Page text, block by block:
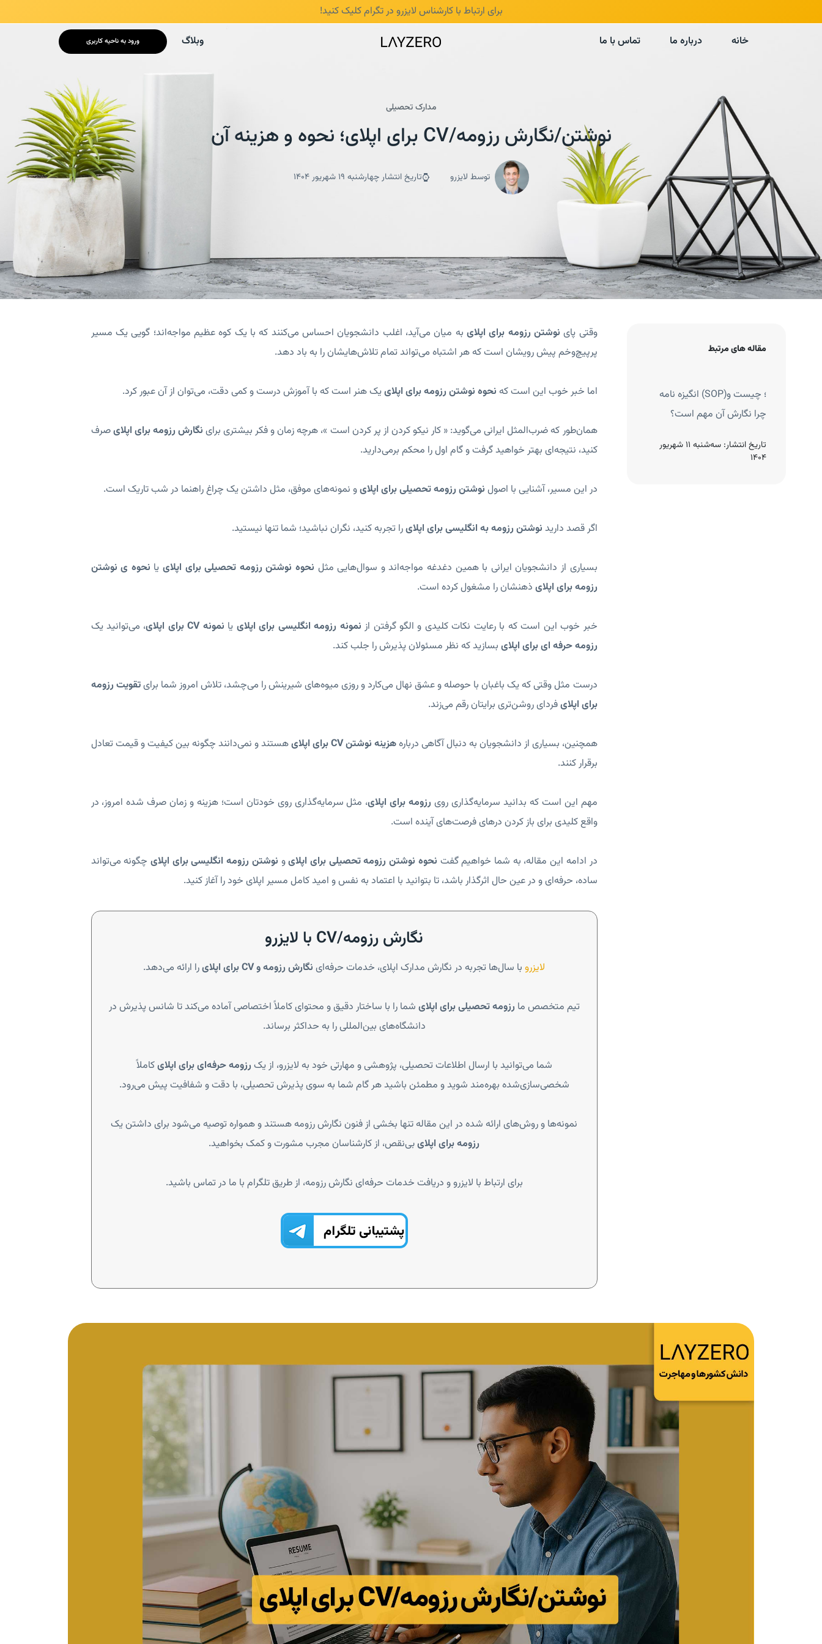
برای ارتباط با کارشناس لایزرو در تگرامکلیک کنید!
خانه درباره ما تماس با ما وبلاگ ورود به ناحیه کاربری
مدارک تحصیلی
نوشتن/نگارش رزومه/CV برای اپلای؛ نحوه و هزینه آن
توسط لایزرو تاریخ انتشار چهارشنبه 19 شهریور 1404
مقاله های مرتبط
انگیزه نامه (SOP)؛ چیست و
چرا نگارش آن مهم است؟
تاریخ انتشار:
سه‌شنبه 11 شهریور
1404
وقتی پای نوشتن رزومه برای اپلای به میان می‌آید، اغلب دانشجویان احساس می‌کنند که با یک کوه عظیم مواجه‌اند؛ گویی یک مسیر
پرپیچ‌وخم پیش رویشان است که هر اشتباه می‌تواند تمام تلاش‌هایشان را به باد دهد.
اما خبر خوب این است که نحوه نوشتن رزومه برای اپلاییک هنر است که با آموزش درست و کمی دقت، می‌توان از آن عبور کرد.
همان‌طور که ضرب‌المثل ایرانی می‌گوید: « کار نیکو کردن از پر کردن است »، هرچه زمان و فکر بیشتری برای نگارش رزومه برای اپلایصرف
کنید، نتیجه‌ای بهتر خواهید گرفت و گام اول را محکم برمی‌دارید.
در این مسیر، آشنایی با اصول نوشتن رزومه تحصیلی برای اپلایو نمونه‌های موفق، مثل داشتن یک چراغ راهنما در شب تاریک است.
اگر قصد دارید نوشتن رزومه به انگلیسی برای اپلایرا تجربه کنید، نگران نباشید؛ شما تنها نیستید.
بسیاری از دانشجویان ایرانی با همین دغدغه مواجه‌اند و سوال‌هایی مثل نحوه نوشتن رزومه تحصیلی برای اپلای یا نحوه ی نوشتن
رزومه برای اپلای ذهنشان را مشغول کرده است.
خبر خوب این است که با رعایت نکات کلیدی و الگو گرفتن از نمونه رزومه انگلیسی برای اپلای یا نمونه CV برای اپلای
، می‌توانید یک
رزومه حرفه ای برای اپلای بسازید که نظر مسئولان پذیرش را جلب کند.
درست مثل وقتی که یک باغبان با حوصله و عشق نهال می‌کارد و روزی میوه‌های شیرینش را می‌چشد، تلاش امروز شما برایتقویت رزومه
برای اپلایفردای روشن‌تری برایتان رقم می‌زند.
همچنین، بسیاری از دانشجویان به دنبال آگاهی دربارههزینه نوشتن CV برای اپلای
هستند و نمی‌دانند چگونه بین کیفیت و قیمت تعادل
برقرار کنند.
مهم این است که بدانید سرمایه‌گذاری روی رزومه برای اپلای، مثل سرمایه‌گذاری روی خودتان است؛ هزینه و زمان صرف شده امروز، در
واقع کلیدی برای باز کردن درهای فرصت‌های آینده است.
در ادامه این مقاله، به شما خواهیم گفت نحوه نوشتن رزومه تحصیلی برای اپلایو نوشتن رزومه انگلیسی برای اپلای چگونه می‌تواند
ساده، حرفه‌ای و در عین حال اثرگذار باشد، تا بتوانید با اعتماد به نفس و امید کامل مسیر اپلای خود را آغاز کنید.
نگارش رزومه/CV با لایزرو
لایزرو با سال‌ها تجربه در نگارش مدارک اپلای، خدمات حرفه‌ای نگارش رزومه و CV برای اپلای را ارائه می‌دهد.
تیم متخصص ما رزومه تحصیلی برای اپلای شما را با ساختار دقیق و محتوای کاملاً اختصاصی آماده می‌کند تا شانس پذیرش در
دانشگاه‌های بین‌المللی را به حداکثر برساند.
شما می‌توانید با ارسال اطلاعات تحصیلی، پژوهشی و مهارتی خود به لایزرو، از یک رزومه حرفه‌ای برای اپلایکاملاً
شخصی‌سازی‌شده بهره‌مند شوید و مطمئن باشید هر گام شما به سوی پذیرش تحصیلی، با دقت و شفافیت پیش می‌رود.
نمونه‌ها و روش‌های ارائه شده در این مقاله تنها بخشی از فنون نگارش رزومه هستند و همواره توصیه می‌شود برای داشتن یک
رزومه برای اپلایبی‌نقص، از کارشناسان مجرب مشورت و کمک بخواهید.
برای ارتباط با لایزرو و دریافت خدمات حرفه‌ای نگارش رزومه، از طریق تلگرام با ما در تماس باشید.